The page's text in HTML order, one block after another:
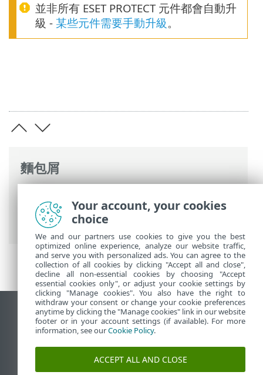
麵包屑
使用 ESET PROTECT On-Prem> 自動更新>
更新 ESET PROTECT On-Prem
並非所有 ESET PROTECT 元件都會自動升
級 - 某些元件需要手動升級 。
檢視桌面網站
End of Life
ESET 知識庫
Your account, your cookies
choice
We and our partners use cookies to give you the best
optimized online experience, analyze our website traffic,
and serve you with personalized ads. You can agree to the
collection of all cookies by clicking "Accept all and close",
decline all non-essential cookies by choosing "Accept
essential cookies only", or adjust your cookie settings by
clicking "Manage cookies". You also have the right to
withdraw your consent or change your cookie preferences
anytime by clicking the "Manage cookies" link in our website
footer or in your account settings (if available). For more
information, see ourCookie Policy.
ACCEPT ALL AND CLOSE